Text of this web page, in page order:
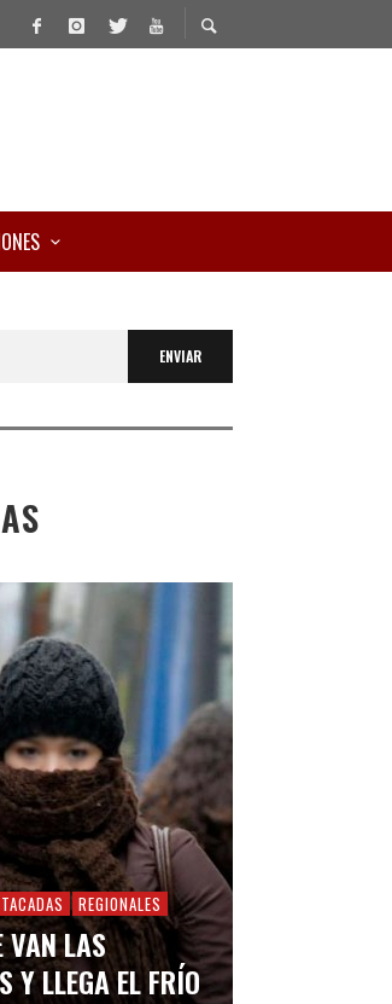
REGIONALES
VAN LAS
Y LLEGA EL FRÍO